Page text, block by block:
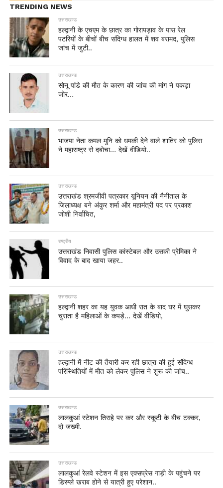
TRENDING NEWS
उत्तराखण्ड
हल्द्वानी के एचएम के छात्र का गोरापड़ाव के पास रेल
पटरियों के बीचों बीच संदिग्ध हालत में शव बरामद, पुलिस
जांच में जुटी..
उत्तराखण्ड
सोनू पांडे की मौत के कारण की जांच की मांग ने पकड़ा
जोर…
उत्तराखण्ड
भाजपा नेता कमल मुनि को धमकी देने वाले शातिर को पुलिस
ने महाराष्ट्र से दबोचा… देखें वीडियो..
उत्तराखण्ड
उत्तराखंड श्रमजीवी पत्रकार यूनियन की नैनीताल के
जिलाध्यक्ष बने अंकुर शर्मा और महामंत्री पद पर प्रकाश
जोशी निर्वाचित,
राष्ट्रीय
उत्तराखंड निवासी पुलिस कांस्टेबल और उसकी प्रेमिका ने
विवाद के बाद खाया जहर..
उत्तराखण्ड
हल्द्वानी शहर का यह युवक आधी रात के बाद घर में घुसकर
चुराता है महिलाओं के कपड़े… देखें वीडियो,
उत्तराखण्ड
हल्द्वानी में नीट की तैयारी कर रही छात्रा की हुई संदिग्ध
परिस्थितियों में मौत को लेकर पुलिस ने शुरू की जांच..
उत्तराखण्ड
लालकुआं स्टेशन तिराहे पर कर और स्कूटी के बीच टक्कर,
दो जख्मी.
उत्तराखण्ड
लालकुआं रेलवे स्टेशन में इस एक्सप्रेस गाड़ी के पहुंचने पर
डिस्प्ले खराब होने से यात्री हुए परेशान..